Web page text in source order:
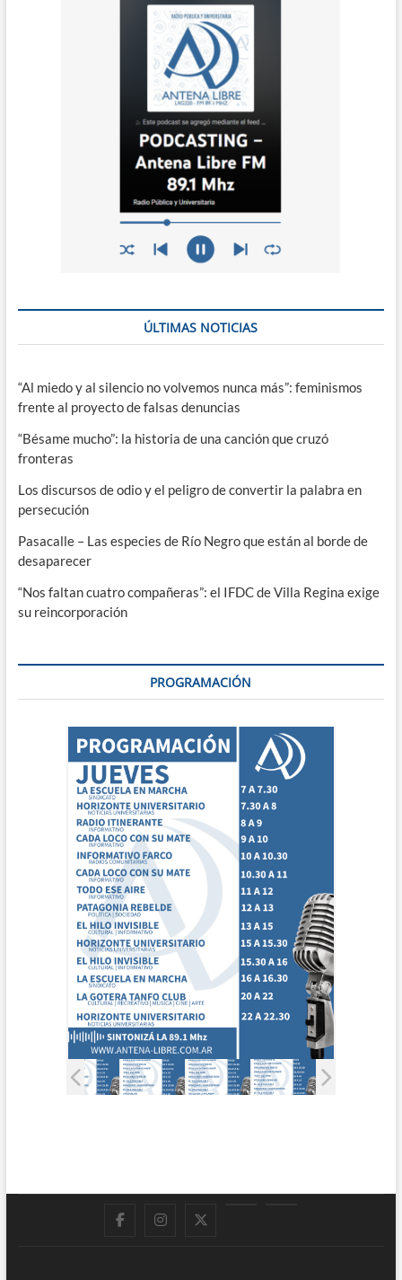
ÚLTIMAS NOTICIAS
“Al miedo y al silencio no volvemos nunca más”: feminismos
frente al proyecto de falsas denuncias
“Bésame mucho”: la historia de una canción que cruzó
fronteras
Los discursos de odio y el peligro de convertir la palabra en
persecución
Pasacalle – Las especies de Río Negro que están al borde de
desaparecer
“Nos faltan cuatro compañeras”: el IFDC de Villa Regina exige
su reincorporación
PROGRAMACIÓN
FacebookInstagram